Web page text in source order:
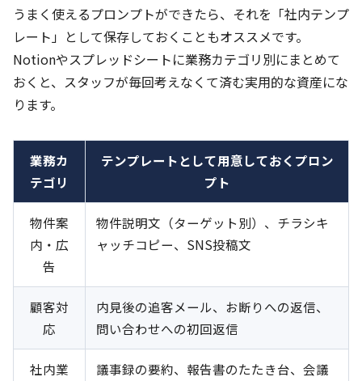
うまく使えるプロンプトができたら、それを「社内テンプ
レート」として保存しておくこともオススメです。
Notionやスプレッドシートに業務カテゴリ別にまとめて
おくと、スタッフが毎回考えなくて済む実用的な資産にな
ります。
業務カ
テゴリ
テンプレートとして用意しておくプロン
プト
物件案
内・広
告
物件説明文（ターゲット別）、チラシキ
ャッチコピー、SNS投稿文
顧客対
応
内見後の追客メール、お断りへの返信、
問い合わせへの初回返信
社内業
議事録の要約、報告書のたたき台、会議